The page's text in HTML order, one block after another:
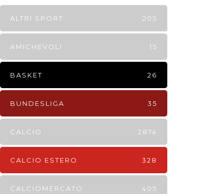
ALTRI SPORT 205
AMICHEVOLI 15
BASKET 26
BUNDESLIGA 35
CALCIO 2874
CALCIO ESTERO 328
CALCIOMERCATO 405